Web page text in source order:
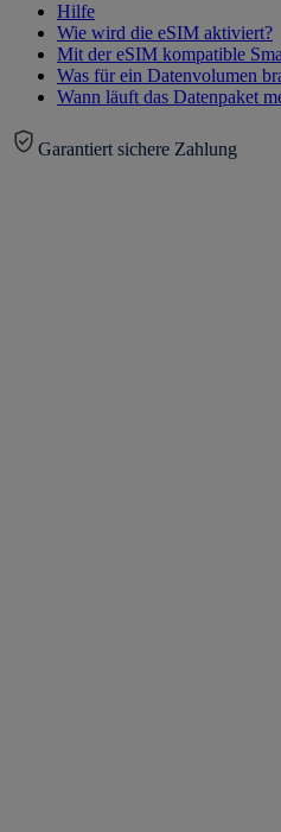
Hilfe
Wie wird die eSIM aktiviert?
Mit der eSIM kompatible
Was für ein Datenvolumen
Wann läuft das Datenpaket
Garantiert sichere Zahlung